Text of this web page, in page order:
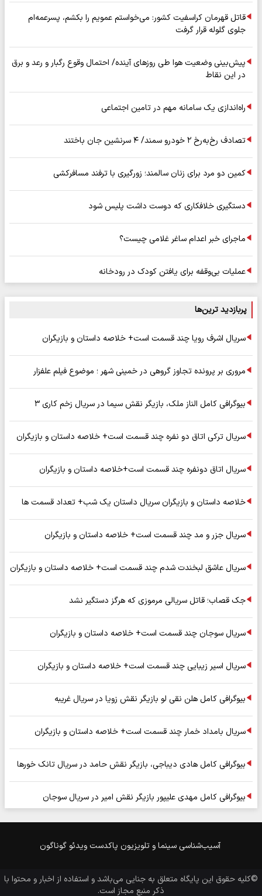
قاتل قهرمان کراسفیت کشور: می‌خواستم عمویم را بکشم، پسرعمه‌ام
جلوی گلوله قرار گرفت
پیش‌بینی وضعیت هوا طی روزهای آینده/ احتمال وقوع رگبار و رعد و برق
در این نقاط
راه‌اندازی یک سامانه مهم در تامین اجتماعی
تصادف رخ‌به‌رخ ۲ خودرو سمند/ ۴ سرنشین جان باختند
کمین دو مرد برای زنان سالمند؛ زورگیری با ترفند مسافرکشی
دستگیری خلافکاری که دوست داشت پلیس شود
ماجرای خبر اعدام ساغر غلامی چیست؟
عملیات بی‌وقفه برای یافتن کودک در رودخانه
پربازدید ترین‌ها
سریال اشرف رویا چند قسمت است+ خلاصه داستان و بازیگران
مروری بر پرونده تجاوز گروهی در خمینی شهر ؛ موضوع فیلم علفزار
بیوگرافی کامل الناز ملک، بازیگر نقش سیما در سریال زخم کاری ۳
سریال ترکی اتاق دو نفره چند قسمت است+ خلاصه داستان و بازیگران
سریال اتاق دونفره چند قسمت است+خلاصه داستان و بازیگران
خلاصه داستان و بازیگران سریال داستان یک شب+ تعداد قسمت ها
سریال جزر و مد چند قسمت است+ خلاصه داستان و بازیگران
سریال عاشق لبخندت شدم چند قسمت است+ خلاصه داستان و بازیگران
جک قصاب؛ قاتل سریالی مرموزی که هرگز دستگیر نشد
سریال سوجان چند قسمت است+ خلاصه داستان و بازیگران
سریال اسیر زیبایی چند قسمت است+ خلاصه داستان و بازیگران
بیوگرافی کامل هلن نقی لو بازیگر نقش زویا در سریال غریبه
سریال بامداد خمار چند قسمت است+ خلاصه داستان و بازیگران
بیوگرافی کامل هادی دیباجی، بازیگر نقش حامد در سریال تانک خورها
بیوگرافی کامل مهدی علیپور بازیگر نقش امیر در سریال سوجان
آسیب‌شناسی سینما و تلویزیون پاکدست ویدئو گوناگون
©کلیه حقوق این پایگاه متعلق به جنایی می‌باشد و استفاده از اخبار و محتوا با
ذکر منبع مجاز است.